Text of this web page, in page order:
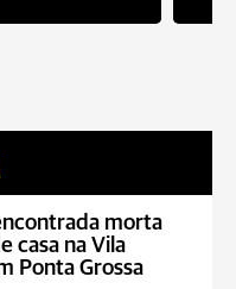
morta
casa na Vila
Ponta Grossa